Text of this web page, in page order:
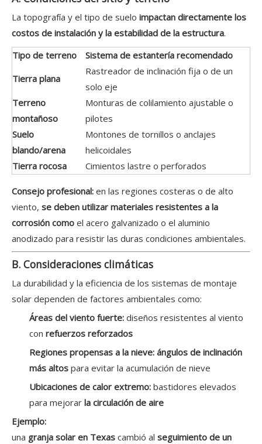
La topografía y el tipo de suelo impactan directamente los
costos de instalación y la estabilidad de la estructura.
Tipo de terreno
Sistema de estantería recomendado
Tierra plana
Rastreador de inclinación fija o de un
solo eje
Terreno
montañoso
Monturas de colilamiento ajustable o
pilotes
Suelo
blando/arena
Montones de tornillos o anclajes
helicoidales
Tierra rocosa
Cimientos lastre o perforados
Consejo profesional: en las regiones costeras o de alto
viento, se deben utilizar materiales resistentes a la
corrosión como el acero galvanizado o el aluminio
anodizado para resistir las duras condiciones ambientales.
B. Consideraciones climáticas
La durabilidad y la eficiencia de los sistemas de montaje
solar dependen de factores ambientales como:
Áreas del viento fuerte: diseños resistentes al viento
con refuerzos reforzados
Regiones propensas a la nieve: ángulos de inclinación
más altos para evitar la acumulación de nieve
Ubicaciones de calor extremo: bastidores elevados
para mejorar la circulación de aire
Ejemplo:
una granja solar en Texas cambió al seguimiento de un